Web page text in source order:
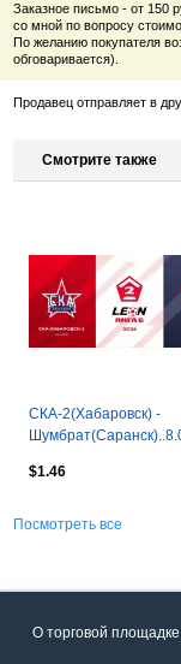
Заказное письмо - от 150
со мной по вопросу
По желанию покупателя
обговаривается).
Продавец отправляет в
Смотрите также
СКА-2(Хабаровск) -
$1.46
Посмотреть все
О торговой площадке